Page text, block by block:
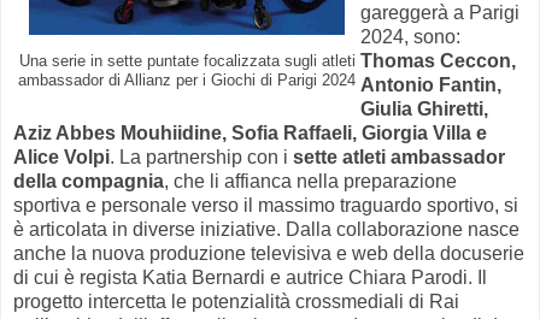
Una serie in sette puntate focalizzata sugli atleti
ambassador di Allianz per i Giochi di Parigi 2024
gareggerà a Parigi
2024, sono:
Thomas Ceccon,
Antonio Fantin,
Giulia Ghiretti,
Aziz Abbes Mouhiidine, Sofia Raffaeli, Giorgia Villa e
Alice Volpi. La partnership con i sette atleti ambassador
della compagnia, che li affianca nella preparazione
sportiva e personale verso il massimo traguardo sportivo, si
è articolata in diverse iniziative. Dalla collaborazione nasce
anche la nuova produzione televisiva e web della docuserie
di cui è regista Katia Bernardi e autrice Chiara Parodi. Il
progetto intercetta le potenzialità crossmediali di Rai